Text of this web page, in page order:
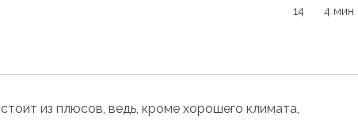
14 4 мин
из плюсов, ведь, кроме хорошего климата,